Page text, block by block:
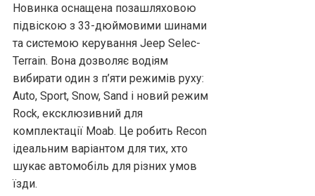
Новинка оснащена позашляховою
підвіскою з 33-дюймовими шинами
та системою керування Jeep Selec-
Terrain. Вона дозволяє водіям
вибирати один з п’яти режимів руху:
Auto, Sport, Snow, Sand і новий режим
Rock, ексклюзивний для
комплектації Moab. Це робить Recon
ідеальним варіантом для тих, хто
шукає автомобіль для різних умов
їзди.